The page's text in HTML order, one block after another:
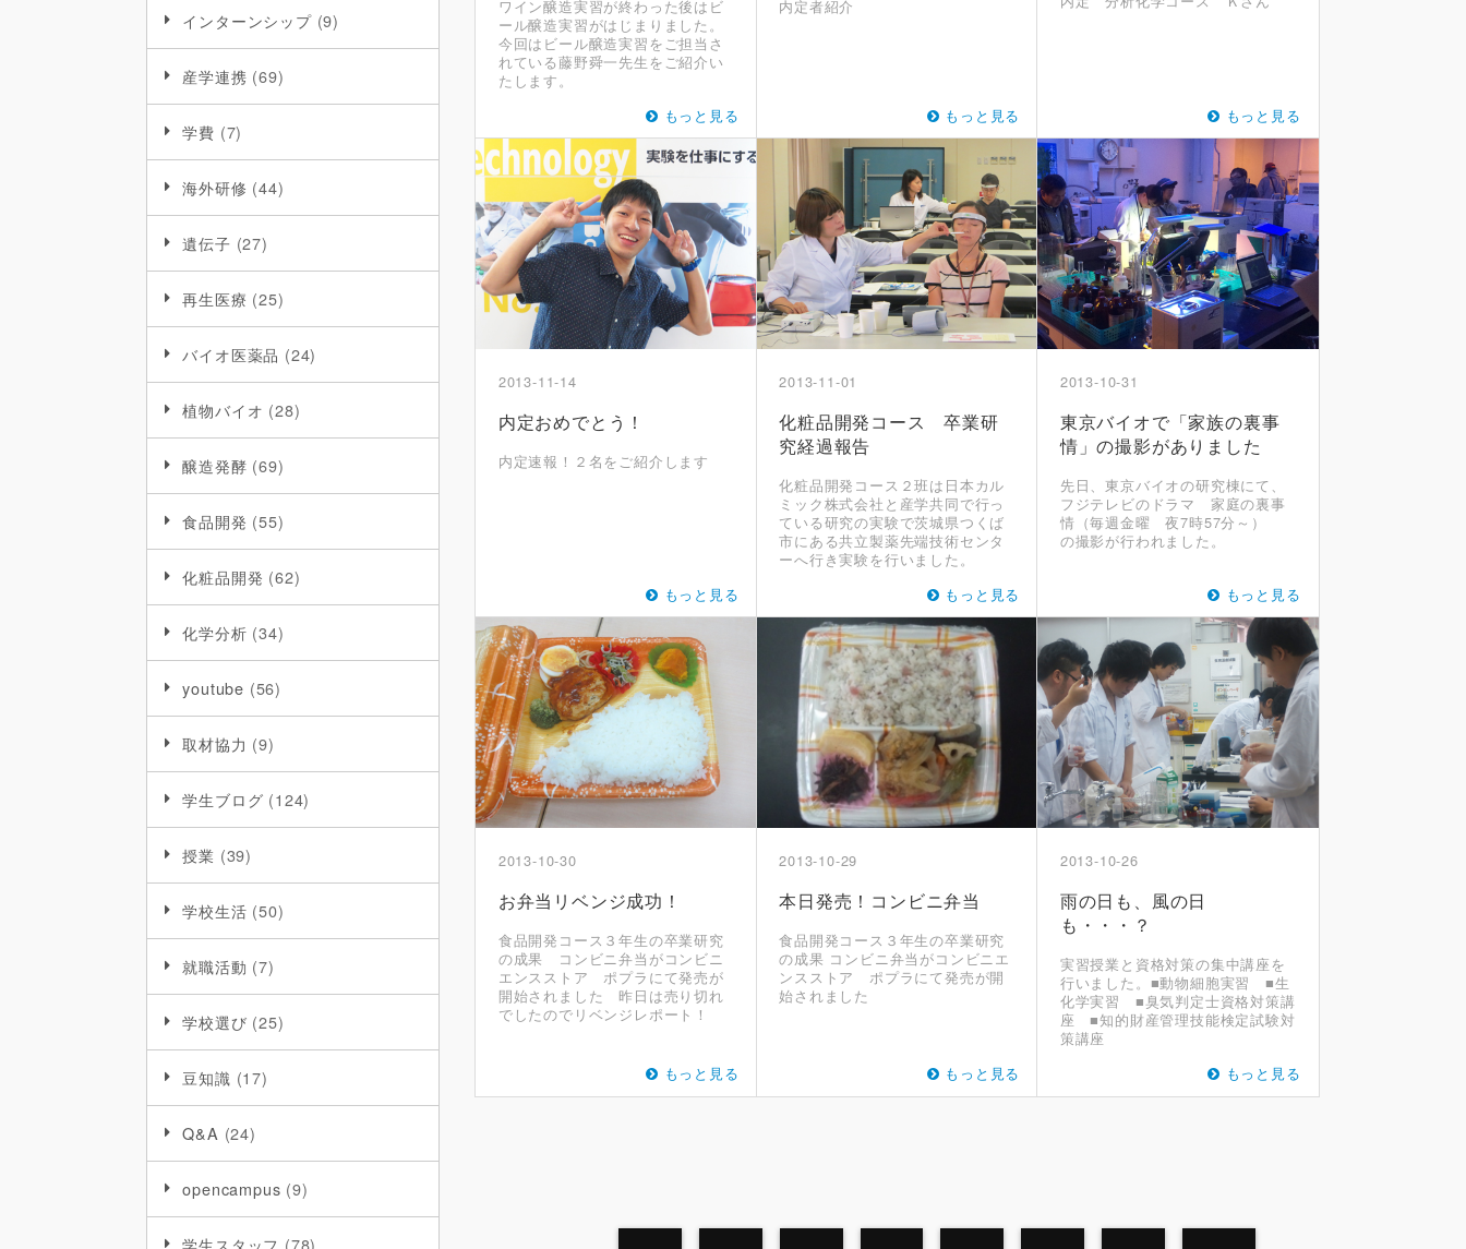
インターンシップ(9)
産学連携 (69)
学費 (7)
海外研修 (44)
遺伝子 (27)
再生医療 (25)
バイオ医薬品 (24)
植物バイオ (28)
醸造発酵 (69)
食品開発 (55)
化粧品開発 (62)
化学分析 (34)
youtube (56)
取材協力 (9)
学生ブログ (124)
授業 (39)
学校生活 (50)
就職活動 (7)
学校選び (25)
豆知識 (17)
Q&A (24)
opencampus (9)
学生スタッフ (78)
ワイン醸造実習が終わった後はビ
ール醸造実習がはじまりました。
今回はビール醸造実習をご担当さ
れている藤野舜一先生をご紹介い
たします。
もっと見る
内定者紹介
もっと見る もっと見る
2013-11-14
内定おめでとう！
内定速報！２名をご紹介します
もっと見る
2013-11-01
化粧品開発コース 卒業研
究経過報告
化粧品開発コース２班は日本カル
ミック株式会社と産学共同で行っ
ている研究の実験で茨城県つくば
市にある共立製薬先端技術センタ
ーへ行き実験を行いました。
もっと見る
2013-10-31
東京バイオで「家族の裏事
情」の撮影がありました
先日、東京バイオの研究棟にて、
フジテレビのドラマ 家庭の裏事
情（毎週金曜 夜7時57分～）
の撮影が行われました。
もっと見る
2013-10-30
お弁当リベンジ成功！
食品開発コース３年生の卒業研究
の成果 コンビニ弁当がコンビニ
エンスストア ポプラにて発売が
開始されました 昨日は売り切れ
でしたのでリベンジレポート！
もっと見る
2013-10-29
本日発売！コンビニ弁当
食品開発コース３年生の卒業研究
の成果 コンビニ弁当がコンビニエ
ンスストア ポプラにて発売が開
始されました
もっと見る
2013-10-26
雨の日も、風の日
も・・・？
実習授業と資格対策の集中講座を
行いました。■動物細胞実習 ■生
化学実習 ■臭気判定士資格対策講
座 ■知的財産管理技能検定試験対
策講座
もっと見る